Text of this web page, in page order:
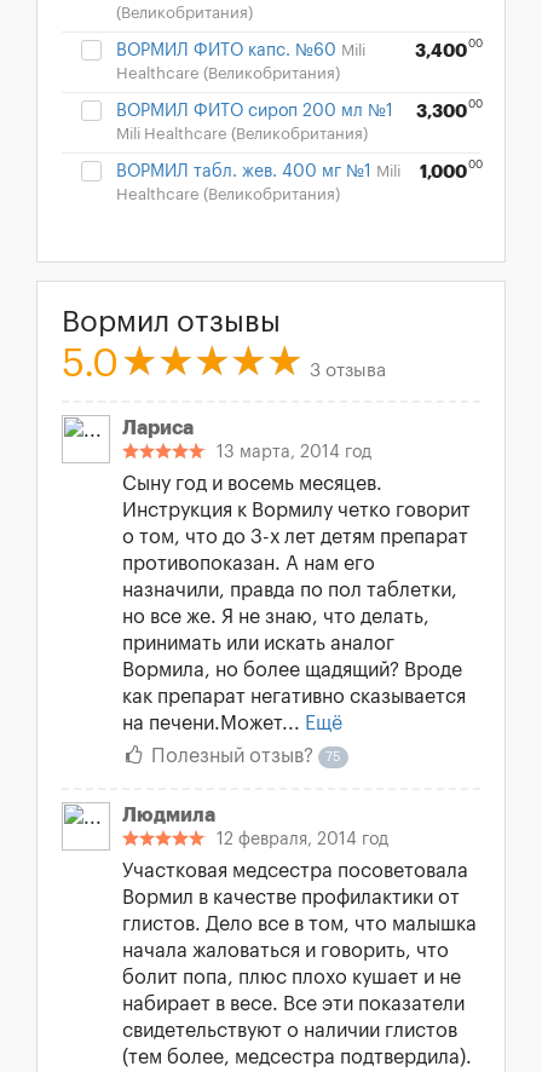
(Великобритания)
ВОРМИЛ ФИТО капс. №60 Mili
Healthcare (Великобритания)
3,40000
ВОРМИЛ ФИТО сироп 200 мл №1
Mili Healthcare (Великобритания)
3,30000
ВОРМИЛ табл. жев. 400 мг №1
Mili
Healthcare (Великобритания)
1,00000
Вормил отзывы
5.0 3 отзыва
Лариса
13 марта, 2014 год
Сыну год и восемь месяцев.
Инструкция к Вормилу четко говорит
о том, что до 3-х лет детям препарат
противопоказан. А нам его
назначили, правда по пол таблетки,
но все же. Я не знаю, что делать,
принимать или искать аналог
Вормила, но более щадящий? Вроде
как препарат негативно сказывается
на печени.Может... Ещё
Полезный отзыв?
75
Людмила
12 февраля, 2014 год
Участковая медсестра посоветовала
Вормил в качестве профилактики от
глистов. Дело все в том, что малышка
начала жаловаться и говорить, что
болит попа, плюс плохо кушает и не
набирает в весе. Все эти показатели
свидетельствуют о наличии глистов
(тем более, медсестра подтвердила).